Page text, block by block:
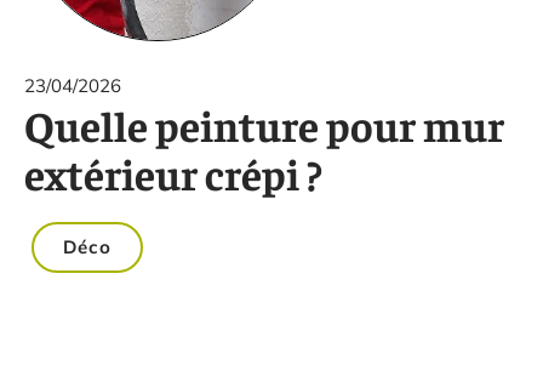
23/04/2026
Quelle peinture pour mur
extérieur crépi ?
Déco